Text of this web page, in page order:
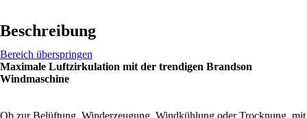
Beschreibung
Bereich überspringen
Maximale Luftzirkulation mit der trendigen Brandson
Windmaschine
Ob zur Belüftung, Winderzeugung, Windkühlung oder Trocknung, mit